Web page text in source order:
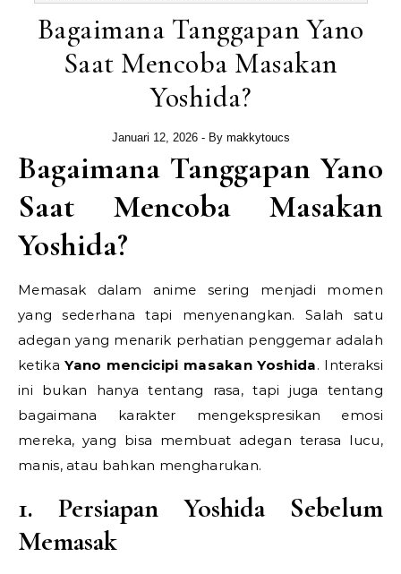
Bagaimana Tanggapan Yano
Saat Mencoba Masakan
Yoshida?
Januari 12, 2026 - By makkytoucs
Bagaimana Tanggapan Yano
Saat Mencoba Masakan
Yoshida?
Memasak dalam anime sering menjadi momen
yang sederhana tapi menyenangkan. Salah satu
adegan yang menarik perhatian penggemar adalah
ketikaYano mencicipi masakan Yoshida. Interaksi
ini bukan hanya tentang rasa, tapi juga tentang
bagaimana karakter mengekspresikan emosi
mereka, yang bisa membuat adegan terasa lucu,
manis, atau bahkan mengharukan.
1. Persiapan Yoshida Sebelum
Memasak